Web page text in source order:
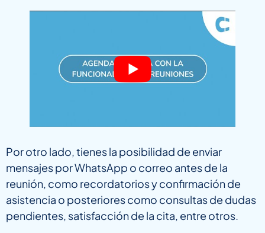
Por otro lado, tienes la posibilidad de enviar
mensajes por WhatsApp o correo antes de la
reunión, como recordatorios y confirmación de
asistencia o posteriores como consultas de dudas
pendientes, satisfacción de la cita, entre otros.